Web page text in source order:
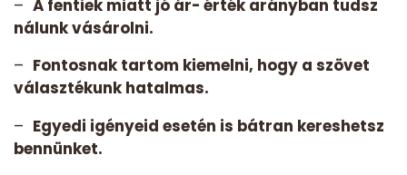
– A fentiek miatt jó ár- érték arányban tudsz
nálunk vásárolni.
– Fontosnak tartom kiemelni, hogy a szövet
választékunk hatalmas.
– Egyedi igényeid esetén is bátran kereshetsz
bennünket.